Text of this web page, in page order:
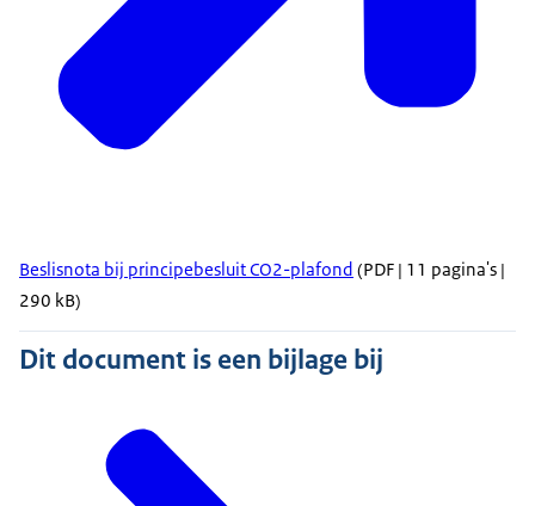
Beslisnota bij principebesluit CO2-plafond (PDF | 11 pagina's |
290 kB)
Dit document is een bijlage bij